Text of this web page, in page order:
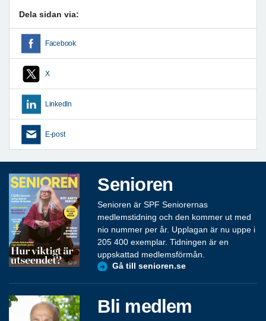
Dela sidan via:
Facebook
X
LinkedIn
E-post
Senioren
Senioren är SPF Seniorernas
medlemstidning och den kommer ut med
nio nummer per år. Upplagan är nu uppe i
205 400 exemplar. Tidningen är en
uppskattad medlemsförmån.
Gå till senioren.se
Bli medlem